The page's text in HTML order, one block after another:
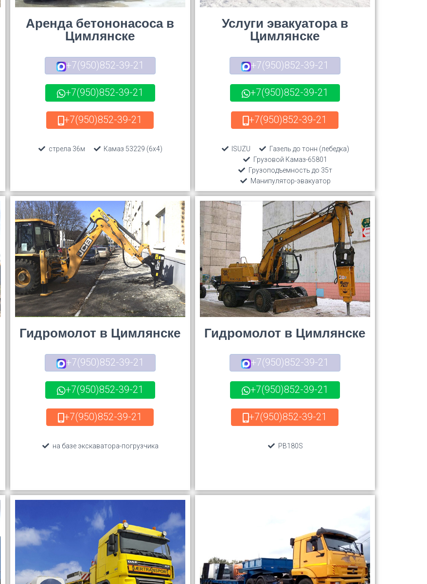
Аренда бетононасоса в
Цимлянске
+7(950)852-39-21
+7(950)852-39-21
+7(950)852-39-21
стрела 36м Камаз 53229 (6х4)
Услуги эвакуатора в
Цимлянске
+7(950)852-39-21
+7(950)852-39-21
+7(950)852-39-21
ISUZU
Газель до тонн (лебедка)
Грузовой Камаз-65801
Грузоподъемность до 35т
Манипулятор-эвакуатор
Гидромолот в Цимлянске
+7(950)852-39-21
+7(950)852-39-21
+7(950)852-39-21
на базе экскаватора-погрузчика
Гидромолот в Цимлянске
+7(950)852-39-21
+7(950)852-39-21
+7(950)852-39-21
PB180S